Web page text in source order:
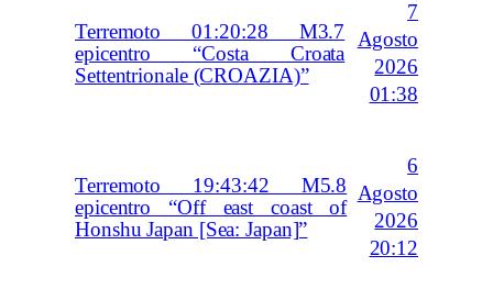
Terremoto 01:20:28 M3.7
epicentro “Costa Croata
Settentrionale (CROAZIA)”
7
Agosto
2026
01:38
Terremoto 19:43:42 M5.8
epicentro “Off east coast of
Honshu Japan [Sea: Japan]”
6
Agosto
2026
20:12